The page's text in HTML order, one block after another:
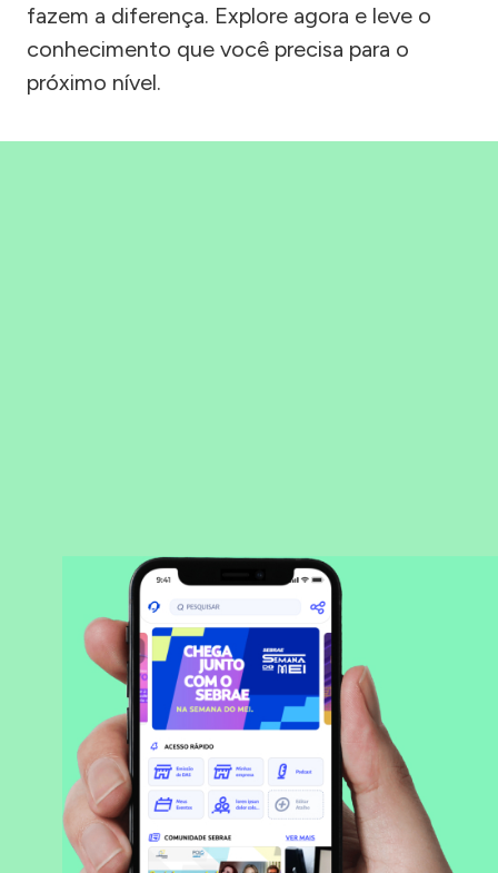
fazem a diferença. Explore agora e leve o
conhecimento que você precisa para o
próximo nível.